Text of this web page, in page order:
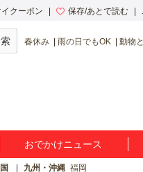
イクーポン 保存/あとで読む
春休み 雨の日でもOK 動物
おでかけニュース
九州・沖縄 福岡